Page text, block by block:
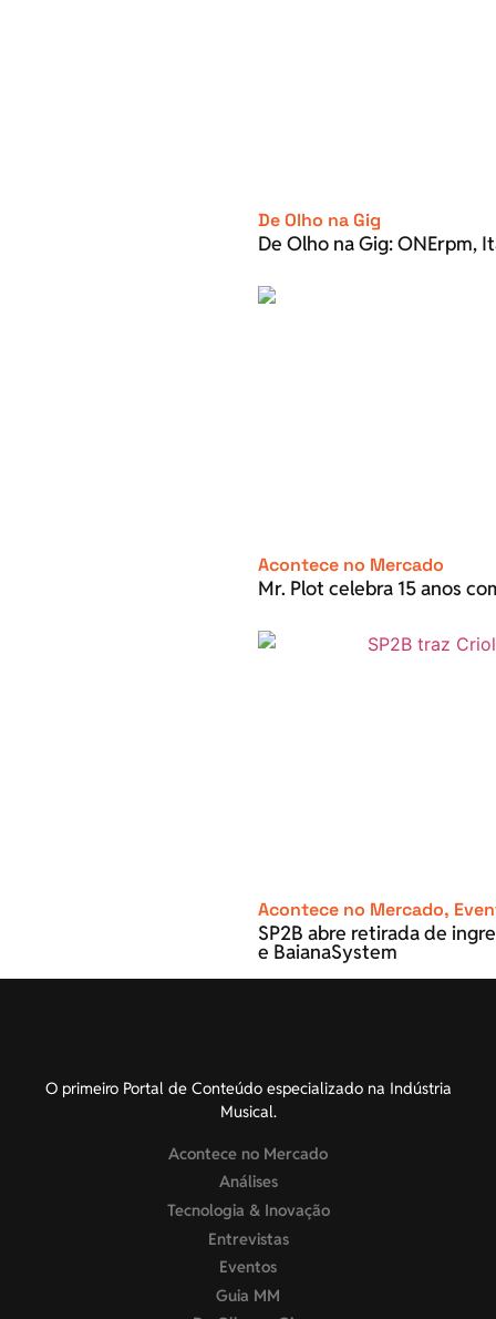
De Olho na Gig
De Olho na Gig: ONErpm,
Acontece no Mercado
Mr. Plot celebra 15 anos
Acontece no Mercado,
SP2B abre retirada de
e BaianaSystem
O primeiro Portal de Conteúdo especializado na Indústria
Musical.
Acontece no Mercado
Análises
Tecnologia & Inovação
Entrevistas
Eventos
Guia MM